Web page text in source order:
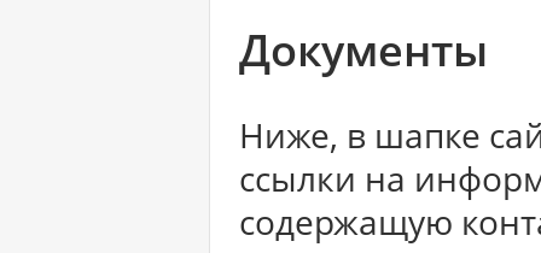
Документы
Ниже, в шапке
ссылки на
содержащую